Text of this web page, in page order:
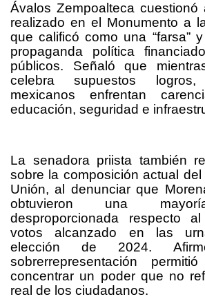
Ávalos Zempoalteca cuestionó
realizado en el Monumento a
que calificó como una “farsa”
propaganda política
públicos. Señaló que
celebra supuestos
mexicanos enfrentan
educación, seguridad e
La senadora priista también
sobre la composición actual
Unión, al denunciar que
obtuvieron una
desproporcionada respecto
votos alcanzado en las
elección de 2024.
sobrerrepresentación
concentrar un poder que no
real de los ciudadanos.